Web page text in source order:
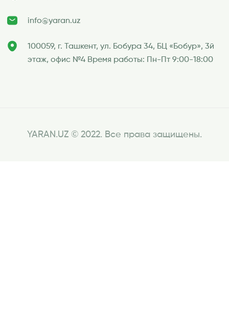
info@yaran.uz
100059, г. Ташкент, ул. Бобура 34, БЦ «Бобур», 3й
этаж, офис №4 Время работы: Пн-Пт 9:00-18:00
YARAN.UZ © 2022. Все права защищены.